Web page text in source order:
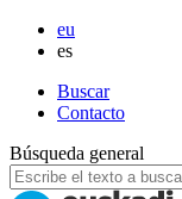
eu
es
Buscar
Contacto
Búsqueda general